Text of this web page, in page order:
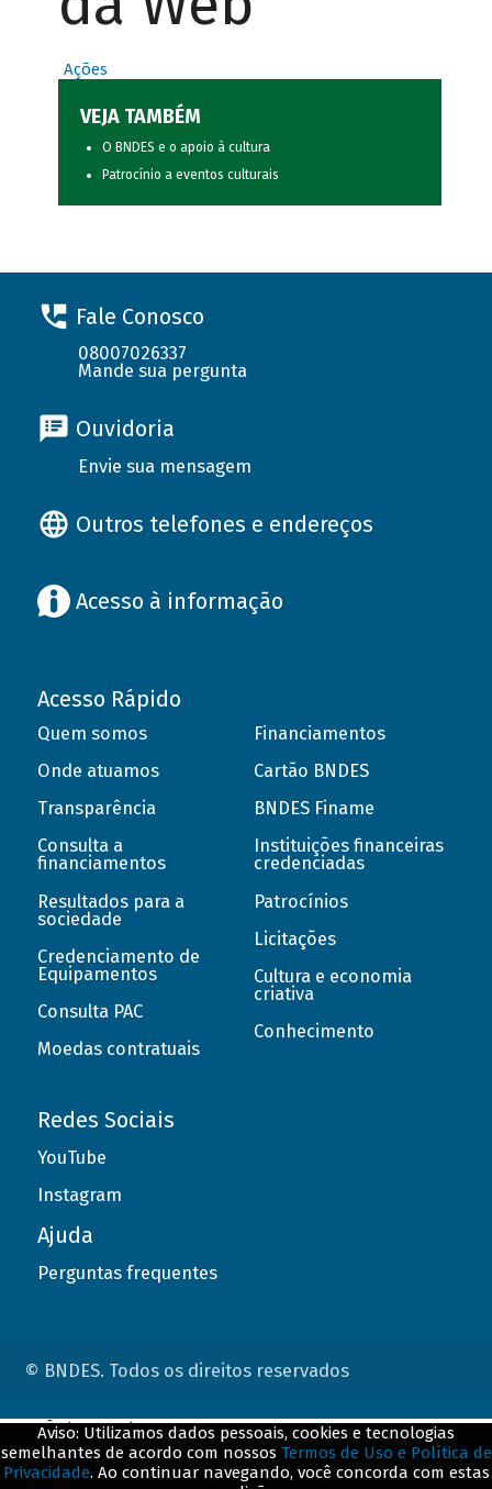
Ações
VEJA TAMBÉM
O BNDES e o apoio à cultura
Patrocínio a eventos culturais
Fale Conosco
08007026337
Mande sua pergunta
Ouvidoria
Envie sua mensagem
Outros telefones e endereços
Acesso à informação
Acesso Rápido
Quem somos
Onde atuamos
Transparência
Consulta a
financiamentos
Resultados para a
sociedade
Credenciamento de
Equipamentos
Consulta PAC
Moedas contratuais
Financiamentos
Cartão BNDES
BNDES Finame
Instituições financeiras
credenciadas
Patrocínios
Licitações
Cultura e economia
criativa
Conhecimento
Redes Sociais
YouTube
Instagram
Ajuda
Perguntas frequentes
© BNDES. Todos os direitos reservados
Aviso: Utilizamos dados pessoais, cookies e tecnologias
semelhantes de acordo com nossos Termos de Uso e Política de
Privacidade. Ao continuar navegando, você concorda com estas
ConteÃºdo complementar
${title}${badge}